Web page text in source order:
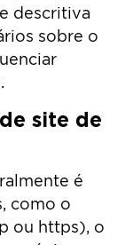
descritiva
sobre o
site de
é
como o
ou https), o